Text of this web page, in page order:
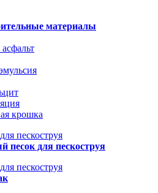
материалы
крошка
пескоструя
песок для пескоструя
пескоструя